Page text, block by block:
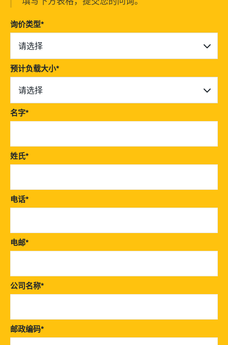
询价类型*
请选择
预计负载大小*
请选择
名字*
姓氏*
电话*
电邮*
公司名称*
邮政编码*